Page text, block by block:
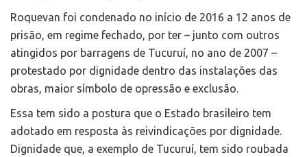
Roquevan foi condenado no início de 2016 a 12 anos de
prisão, em regime fechado, por ter – junto com outros
atingidos por barragens de Tucuruí, no ano de 2007 –
protestado por dignidade dentro das instalações das
obras, maior símbolo de opressão e exclusão.
Essa tem sido a postura que o Estado brasileiro tem
adotado em resposta às reivindicações por dignidade.
Dignidade que, a exemplo de Tucuruí, tem sido roubada